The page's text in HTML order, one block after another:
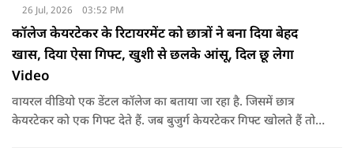
26 Jul, 2026 03:52 PM
कॉलेज केयरटेकर के रिटायरमेंट को छात्रों ने बना दिया बेहद
खास, दिया ऐसा गिफ्ट, खुशी से छलके आंसू, दिल छू लेगा
Video
वायरल वीडियो एक डेंटल कॉलेज का बताया जा रहा है. जिसमें छात्र
केयरटेकर को एक गिफ्ट देते हैं. जब बुजुर्ग केयरटेकर गिफ्ट खोलते हैं तो